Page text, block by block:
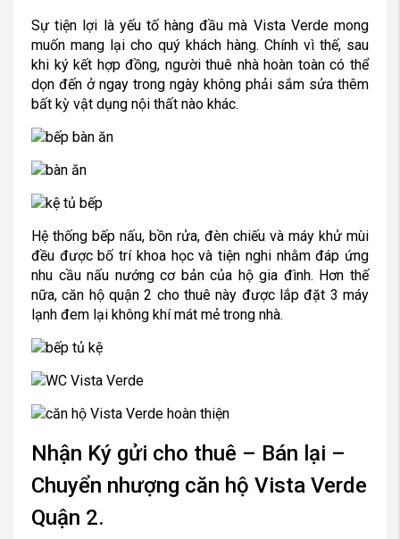
Sự tiện lợi là yếu tố hàng đầu mà Vista Verde mong
muốn mang lại cho quý khách hàng. Chính vì thế, sau
khi ký kết hợp đồng, người thuê nhà hoàn toàn có thể
dọn đến ở ngay trong ngày không phải sắm sửa thêm
bất kỳ vật dụng nội thất nào khác.
Hệ thống bếp nấu, bồn rửa, đèn chiếu và máy khử mùi
đều được bố trí khoa học và tiện nghi nhằm đáp ứng
nhu cầu nấu nướng cơ bản của hộ gia đình. Hơn thế
nữa, căn hộ quận 2 cho thuê này được lắp đặt 3 máy
lạnh đem lại không khí mát mẻ trong nhà.
Nhận Ký gửi cho thuê – Bán lại –
Chuyển nhượng căn hộ Vista Verde
Quận 2.